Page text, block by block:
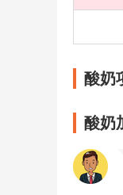
酸奶
酸奶